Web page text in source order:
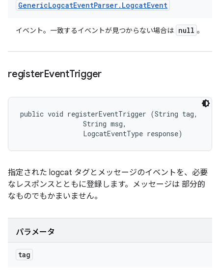
GenericLogcatEventParser. LogcatEvent
イベント。一致するイベントが見つからない場合は null 。
registerEventTrigger
public void registerEventTrigger (String tag,
                String msg,
                LogcatEventType response)
指定された logcat タグとメッセージのイベントを、必要
なレスポンスとともに登録します。メッセージは 部分的
なものでもかまいません。
パラメータ
tag